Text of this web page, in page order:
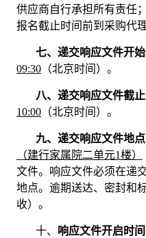
供应商自行承担所有责任
报名截止时间前到采购代
七、 递交响应文件开始
09:30（北京时间）。
八、 递交响应文件截止
10:00（北京时间）。
九、 递交响应文件地点
（建行家属院二单元1楼）
文件。响应文件必须在递
地点。逾期送达、密封和
收）。
十、 响应文件开启时间